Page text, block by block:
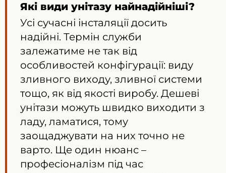
Які види унітазу найнадійніші?
Усі сучасні інсталяції досить
надійні. Термін служби
залежатиме не так від
особливостей конфігурації: виду
зливного виходу, зливної системи
тощо, як від якості виробу. Дешеві
унітази можуть швидко виходити з
ладу, ламатися, тому
заощаджувати на них точно не
варто. Ще один нюанс –
професіоналізм під час